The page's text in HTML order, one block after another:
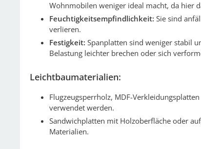
Wohnmobilen weniger ideal macht, da hier
Feuchtigkeitsempfindlichkeit: Sie sind
verlieren.
Festigkeit: Spanplatten sind weniger stabil
Belastung leichter brechen oder sich
Leichtbaumaterialien:
Flugzeugsperrholz, MDF-
verwendet werden.
Sandwichplatten mit Holzoberfläche oder
Materialien.